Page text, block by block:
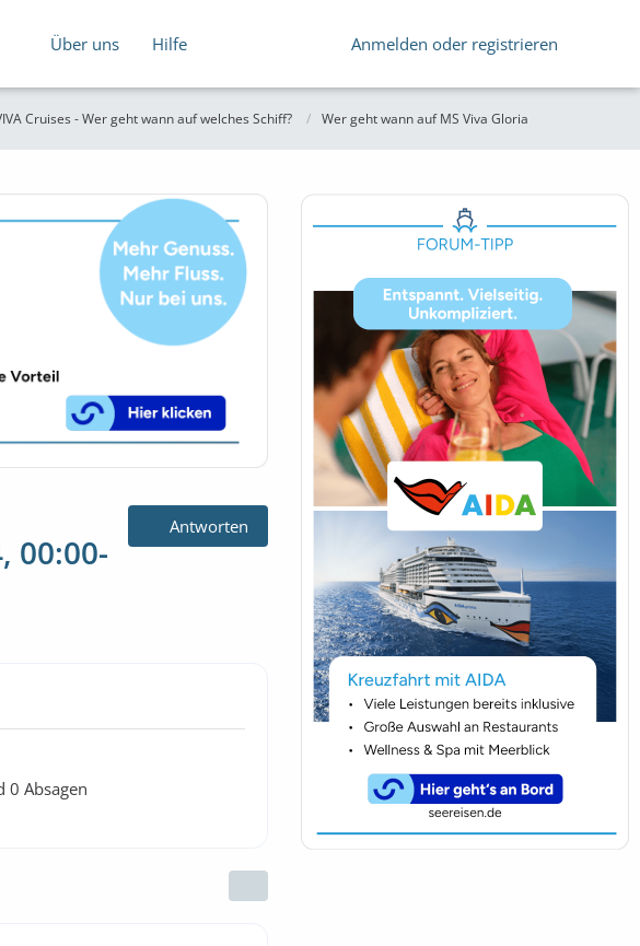
Über uns Hilfe Anmelden oder registrieren
Cruises - Wer geht wann auf welches Schiff? Wer geht wann auf MS Viva Gloria
00:00-
Antworten
0 Absagen